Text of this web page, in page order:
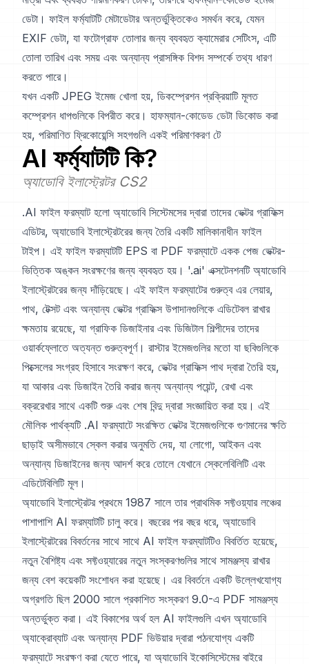
ডেটা। ফাইল ফর্ম্যাটটি মেটাডেটার অন্তর্ভুক্তিকেও সমর্থন করে, যেমন
EXIF ডেটা, যা ফটোগ্রাফ তোলার জন্য ব্যবহৃত ক্যামেরার সেটিংস, এটি
তোলা তারিখ এবং সময় এবং অন্যান্য প্রাসঙ্গিক বিশদ সম্পর্কে তথ্য ধারণ
করতে পারে।
যখন একটি JPEG ইমেজ খোলা হয়, ডিকম্প্রেশন প্রক্রিয়াটি মূলত
কম্প্রেশন ধাপগুলিকে বিপরীত করে। হাফম্যান-কোডেড ডেটা ডিকোড করা
হয়, পরিমাণিত ফ্রিকোয়েন্সি সহগগুলি একই পরিমাণকরণ টে
AI ফর্ম্যাটটি কি?
অ্যাডোবি ইলাস্ট্রেটর CS2
.AI ফাইল ফরম্যাট হলো অ্যাডোবি সিস্টেমসের দ্বারা তাদের ভেক্টর গ্রাফিক্স
এডিটর, অ্যাডোবি ইলাস্ট্রেটরের জন্য তৈরি একটি মালিকানাধীন ফাইল
টাইপ। এই ফাইল ফরম্যাটটি EPS বা PDF ফরম্যাটে একক পেজ ভেক্টর-
ভিত্তিক অঙ্কন সংরক্ষণের জন্য ব্যবহৃত হয়। '.ai' এক্সটেনশনটি অ্যাডোবি
ইলাস্ট্রেটরের জন্য দাঁড়িয়েছে। এই ফাইল ফরম্যাটের গুরুত্ব এর লেয়ার,
পাথ, টেক্সট এবং অন্যান্য ভেক্টর গ্রাফিক্স উপাদানগুলিকে এডিটেবল রাখার
ক্ষমতায় রয়েছে, যা গ্রাফিক ডিজাইনার এবং ডিজিটাল শিল্পীদের তাদের
ওয়ার্কফ্লোতে অত্যন্ত গুরুত্বপূর্ণ। রাস্টার ইমেজগুলির মতো যা ছবিগুলিকে
পিক্সেলের সংগ্রহ হিসাবে সংরক্ষণ করে, ভেক্টর গ্রাফিক্স পাথ দ্বারা তৈরি হয়,
যা আকার এবং ডিজাইন তৈরি করার জন্য অন্যান্য পয়েন্ট, রেখা এবং
বক্ররেখার সাথে একটি শুরু এবং শেষ বিন্দু দ্বারা সংজ্ঞায়িত করা হয়। এই
মৌলিক পার্থক্যটি .AI ফরম্যাটে সংরক্ষিত ভেক্টর ইমেজগুলিকে গুণমানের ক্ষতি
ছাড়াই অসীমভাবে স্কেল করার অনুমতি দেয়, যা লোগো, আইকন এবং
অন্যান্য ডিজাইনের জন্য আদর্শ করে তোলে যেখানে স্কেলেবিলিটি এবং
এডিটেবিলিটি মূল।
অ্যাডোবি ইলাস্ট্রেটর প্রথমে 1987 সালে তার প্রাথমিক সফ্টওয়্যার লঞ্চের
পাশাপাশি AI ফরম্যাটটি চালু করে। বছরের পর বছর ধরে, অ্যাডোবি
ইলাস্ট্রেটরের বিবর্তনের সাথে সাথে AI ফাইল ফরম্যাটটিও বিবর্তিত হয়েছে,
নতুন বৈশিষ্ট্য এবং সফ্টওয়্যারের নতুন সংস্করণগুলির সাথে সামঞ্জস্য রাখার
জন্য বেশ কয়েকটি সংশোধন করা হয়েছে। এর বিবর্তনে একটি উল্লেখযোগ্য
অগ্রগতি ছিল 2000 সালে প্রকাশিত সংস্করণ 9.0-এ PDF সামঞ্জস্য
অন্তর্ভুক্ত করা। এই বিকাশের অর্থ হল AI ফাইলগুলি এখন অ্যাডোবি
অ্যাক্রোব্যাট এবং অন্যান্য PDF ভিউয়ার দ্বারা পঠনযোগ্য একটি
ফরম্যাটে সংরক্ষণ করা যেতে পারে, যা অ্যাডোবি ইকোসিস্টেমের বাইরে